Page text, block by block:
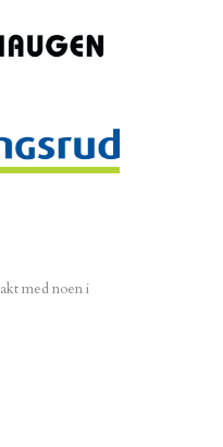
med noen i